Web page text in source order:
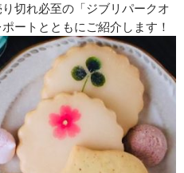
切れ必至の「ジブリパークオ
ートとともにご紹介します！